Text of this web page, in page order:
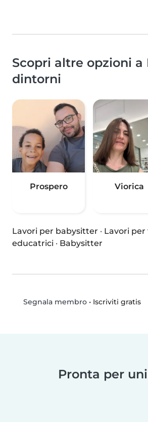
Scopri altre opzioni a
dintorni
Prospero Viorica
Lavori per babysitter · Lavori per
educatrici · Babysitter
Segnala membro• Iscriviti gratis
Pronta per